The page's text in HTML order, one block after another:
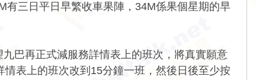
三日平日早繁收車果陣，34M係果個星期的早
巴再正式減服務詳情表上的班次，將真實願意
表上的班次改到15分鐘一班，然後日後至少按